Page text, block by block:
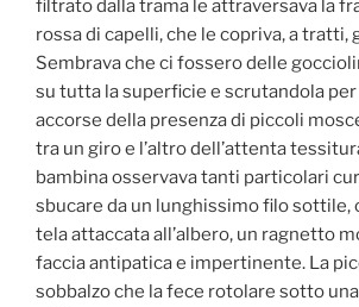
filtrato dalla trama le attraversava la
rossa di capelli, che le copriva, a tratti,
Sembrava che ci fossero delle
su tutta la superficie e scrutandola
accorse della presenza di piccoli
tra un giro e l’altro dell’attenta
bambina osservava tanti particolari
sbucare da un lunghissimo filo sottile,
tela attaccata all’albero, un ragnetto
faccia antipatica e impertinente. La
sobbalzo che la fece rotolare sotto